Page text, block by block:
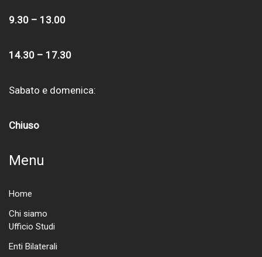
9.30 – 13.00
14.30 – 17.30
Sabato e domenica:
Chiuso
Menu
Home
Chi siamo
Ufficio Studi
Enti Bilaterali